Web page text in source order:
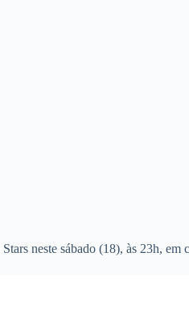
neste sábado (18), às 23h,